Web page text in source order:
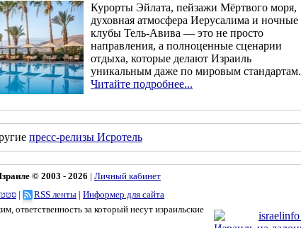
Курорты Эйлата, пейзажи Мёртвого моря,
духовная атмосфера Иерусалима и ночные
клубы Тель-Авива — это не просто
направления, а полноценные сценарии
отдыха, которые делают Израиль
уникальным даже по мировым стандартам.
Читайте подробнее...
пресс-релизы Исротель
© 2003 - 2026 | Личный кабинет
| RSS ленты | Информер для сайта
ответственность за который несут израильские